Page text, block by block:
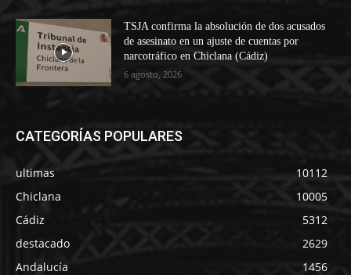
TSJA confirma la absolución de dos acusados
de asesinato en un ajuste de cuentas por
narcotráfico en Chiclana (Cádiz)
6 agosto, 2026
CATEGORÍAS POPULARES
ultimas
10112
Chiclana
10005
Cádiz
5312
destacado
2629
Andalucía
1456